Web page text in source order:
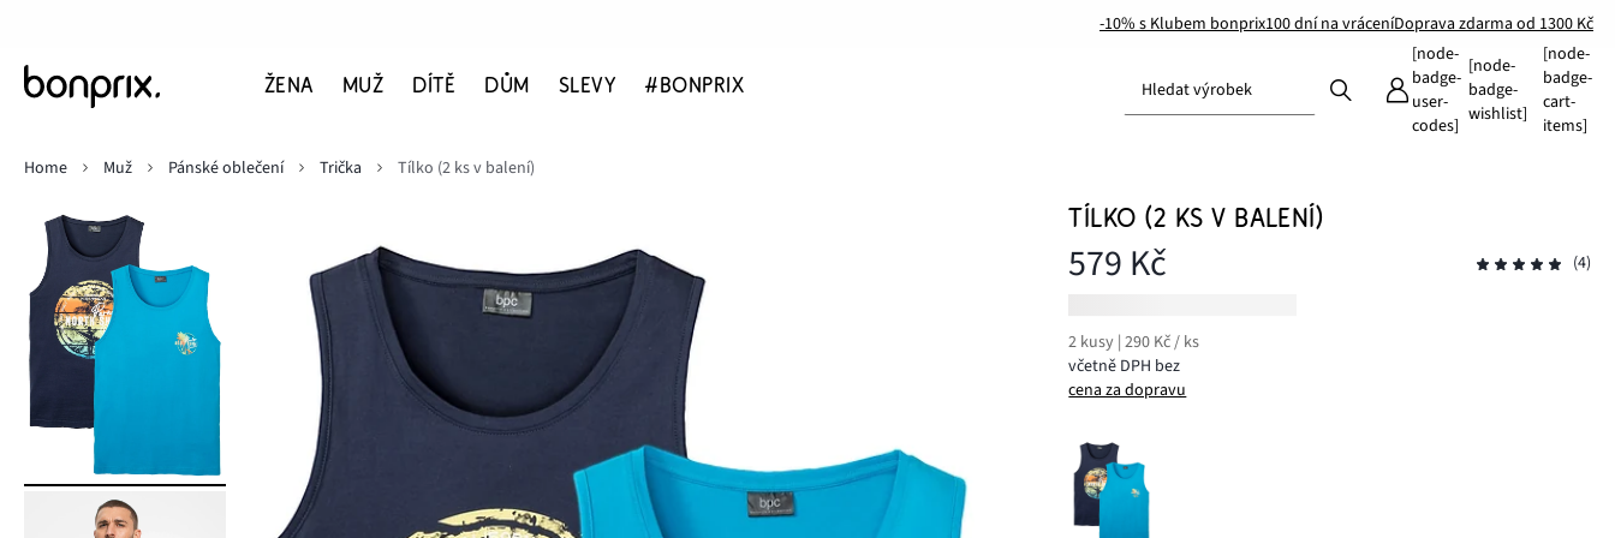
-10% s Klubem bonprix100 dní na vráceníDoprava zdarma od 1300 Kč
ŽENA MUŽ DÍTĚ DŮM SLEVY #BONPRIX Hledat výrobek
[node-
badge-
user-
codes]
[node-
badge-
wishlist]
[node-
badge-
cart-
items]
Home
Muž Pánské oblečení Trička Tílko (2 ks v balení)
TÍLKO (2 KS V BALENÍ)
579 Kč (4)
2 kusy | 290 Kč / ks
včetně DPH bez
cena za dopravu